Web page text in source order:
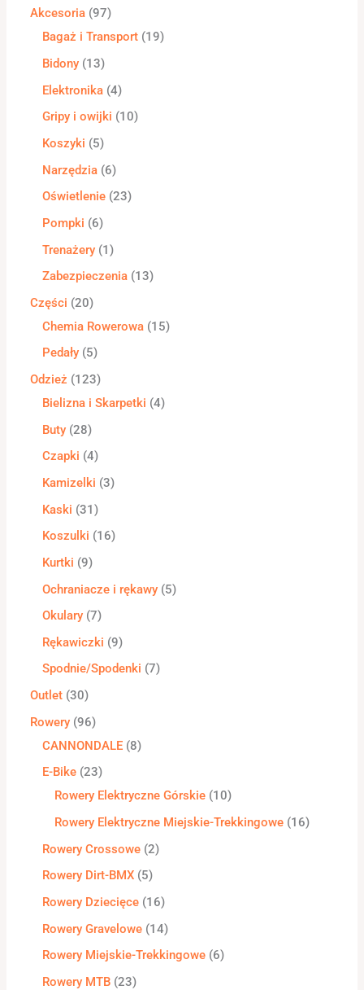
Akcesoria 97
Bagaż i Transport 19
Bidony 13
Elektronika 4
Gripy i owijki
10
Koszyki
5
Narzędzia 6
Oświetlenie 23
Pompki
6
Trenażery 1
Zabezpieczenia 13
Części 20
Chemia Rowerowa 15
Pedały 5
Odzież
123
Bielizna i Skarpetki 4
Buty 28
Czapki 4
Kamizelki 3
Kaski 31
Koszulki
16
Kurtki 9
Ochraniacze i rękawy 5
Okulary 7
Rękawiczki 9
Spodnie/Spodenki 7
Outlet 30
Rowery 96
CANNONDALE 8
E-Bike 23
Rowery Elektryczne Górskie 10
Rowery Elektryczne Miejskie-Trekkingowe 16
Rowery Crossowe 2
Rowery Dirt-BMX 5
Rowery Dziecięce 16
Rowery Gravelowe 14
Rowery Miejskie-Trekkingowe 6
Rowery MTB 23